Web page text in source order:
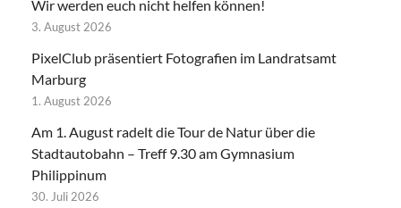
Wir werden euch nicht helfen können!
3. August 2026
PixelClub präsentiert Fotografien im Landratsamt
Marburg
1. August 2026
Am 1. August radelt die Tour de Natur über die
Stadtautobahn – Treff 9.30 am Gymnasium
Philippinum
30. Juli 2026